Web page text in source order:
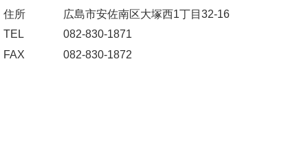
住所
広島市安佐南区大塚西1丁目32-16
TEL
082-830-1871
FAX
082-830-1872